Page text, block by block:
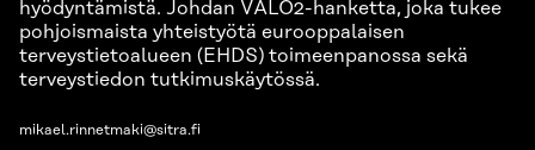
hyödyntämistä. Johdan VALO2-hanketta, joka tukee
pohjoismaista yhteistyötä eurooppalaisen
terveystietoalueen (EHDS) toimeenpanossa sekä
terveystiedon tutkimuskäytössä.
mikael.rinnetmaki@sitra.fi